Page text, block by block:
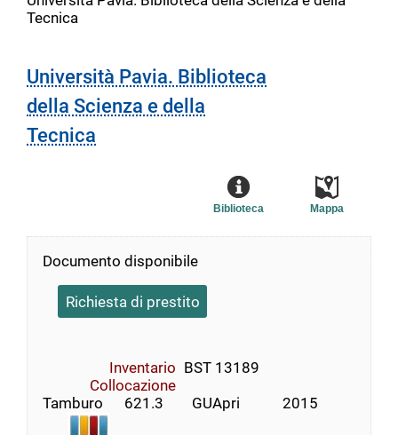
Tecnica
Università Pavia. Biblioteca
della Scienza e della
Tecnica
Mappa
Biblioteca
Documento disponibile
Richiesta di prestito
Inventario BST 13189
Collocazione
Tamburo      621.3        GUApri            2015